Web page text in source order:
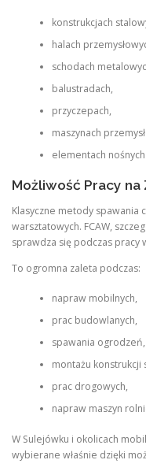
konstrukcjach
halach
schodach
balustradach,
przyczepach,
maszynach
elementach nośnych.
Możliwość Pracy
Klasyczne metody spawania
warsztatowych. FCAW,
sprawdza się podczas pracy
To ogromna zaleta podczas:
napraw mobilnych,
prac budowlanych,
spawania ogrodzeń,
montażu konstrukcji
prac drogowych,
napraw maszyn
W Sulejówku i okolicach
wybierane właśnie dzięki